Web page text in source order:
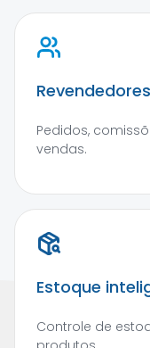
Revendedores
Pedidos,
vendas.
Estoque
Controle de